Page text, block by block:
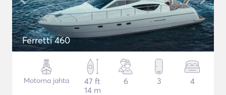
Ferretti 460
Motorna jahta
47 ft
14 m
6 3 4